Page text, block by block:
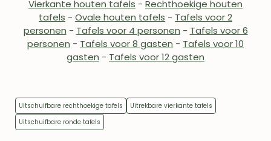
Vierkante houten tafels - Rechthoekige houten
tafels - Ovale houten tafels - Tafels voor 2
personen - Tafels voor 4 personen - Tafels voor 6
personen - Tafels voor 8 gasten - Tafels voor 10
gasten - Tafels voor 12 gasten
Uitschuifbare rechthoekige tafels
Uitrekbare vierkante tafels
Uitschuifbare ronde tafels